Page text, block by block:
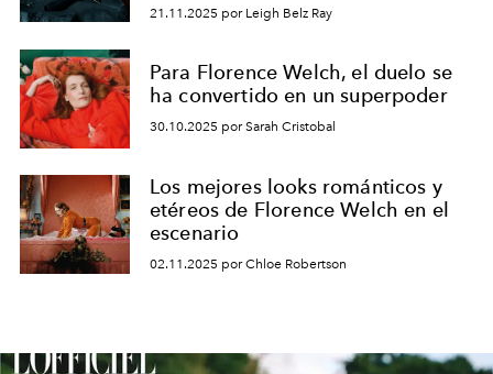
21.11.2025 por Leigh Belz Ray
Para Florence Welch, el duelo se
ha convertido en un superpoder
30.10.2025 por Sarah Cristobal
Los mejores looks románticos y
etéreos de Florence Welch en el
escenario
02.11.2025 por Chloe Robertson